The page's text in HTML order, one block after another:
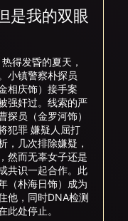
是我的双眼
得发昏的夏天，
小镇警察朴探员
相庆饰）接手案
强奸过。线索的严
员（金罗河饰）
犯罪 嫌疑人屈打
，几次排除嫌疑，
然而无辜女子还是
共识一起合作。此
（朴海日饰）成为
他，同时DNA检测
此处停止。